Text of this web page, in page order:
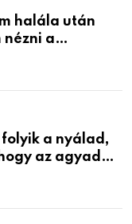
halála után
a
folyik a nyálad,
az agyad…